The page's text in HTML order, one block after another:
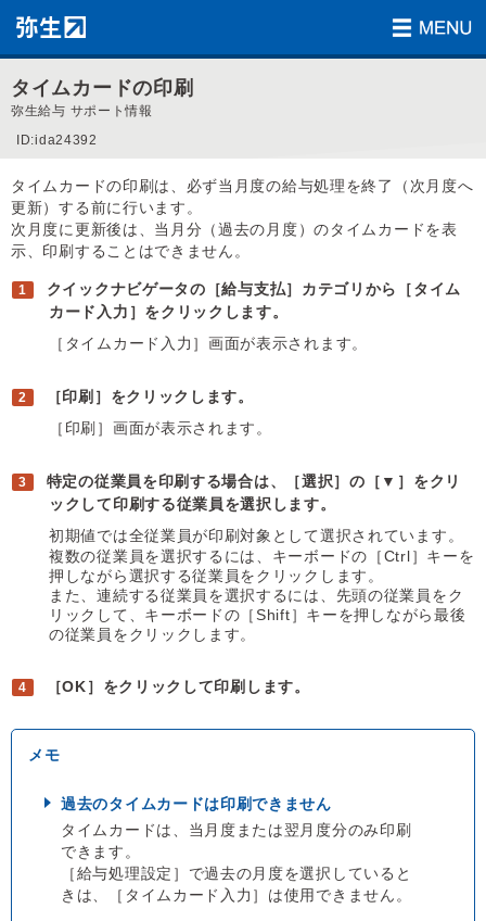
タイムカードの印刷
弥生給与 サポート情報
ID:ida24392
タイムカードの印刷は、必ず当月度の給与処理を終了（次月度へ
更新）する前に行います。
次月度に更新後は、当月分（過去の月度）のタイムカードを表
示、印刷することはできません。
クイックナビゲータの［給与支払］カテゴリから［タイム
カード入力］をクリックします。
［タイムカード入力］画面が表示されます。
［印刷］をクリックします。
［印刷］画面が表示されます。
特定の従業員を印刷する場合は、［選択］の［▼］をクリ
ックして印刷する従業員を選択します。
初期値では全従業員が印刷対象として選択されています。
複数の従業員を選択するには、キーボードの［Ctrl］キーを
押しながら選択する従業員をクリックします。
また、連続する従業員を選択するには、先頭の従業員をク
リックして、キーボードの［Shift］キーを押しながら最後
の従業員をクリックします。
［OK］をクリックして印刷します。
過去のタイムカードは印刷できません
タイムカードは、当月度または翌月度分のみ印刷
できます。
［給与処理設定］で過去の月度を選択していると
きは、［タイムカード入力］は使用できません。